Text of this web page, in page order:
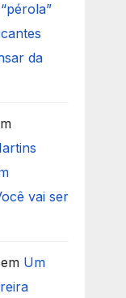
da
vai ser
Um